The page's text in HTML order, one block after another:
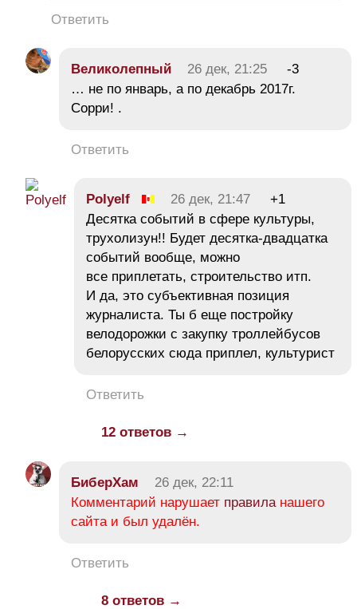
Ответить
Великолепный 26 дек, 21:25
-3
… не по январь, а по декабрь 2017г.
Сорри! .
Ответить
Polyelf 26 дек, 21:47
+1
Десятка событий в сфере культуры,
трухолизун!! Будет десятка-двадцатка
событий вообще, можно
все приплетать, строительство итп.
И да, это субъективная позиция
журналиста. Ты б еще постройку
велодорожки с закупку троллейбусов
белорусских сюда приплел, культурист
Ответить
12 ответов →
БиберХам
26 дек, 22:11
Комментарий нарушает правила нашего
сайта и был удалён.
Ответить
8 ответов →